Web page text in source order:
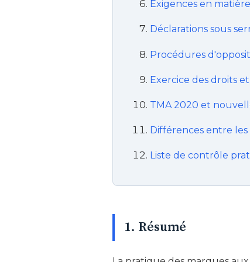
Exigences en
Déclarations sous
Procédures
Exercice des droits
TMA 2020 et
Différences entre les
Liste de contrôle
1. Résumé